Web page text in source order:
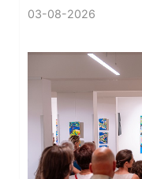
03-08-2026